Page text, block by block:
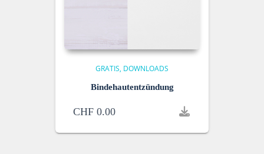
GRATIS DOWNLOADS
Bindehautentzündung
CHF 0.00